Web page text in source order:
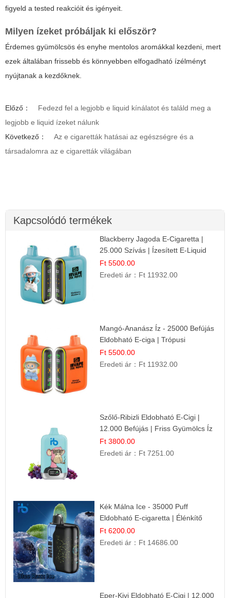
figyeld a tested reakcióit és igényeit.
Milyen ízeket próbáljak ki először?
Érdemes gyümölcsös és enyhe mentolos aromákkal kezdeni, mert
ezek általában frissebb és könnyebben elfogadható ízélményt
nyújtanak a kezdőknek.
Előző：
Fedezd fel a legjobb e liquid kínálatot és találd meg a
legjobb e liquid ízeket nálunk
Következő：
Az e cigaretták hatásai az egészségre és a
társadalomra az e cigaretták világában
Kapcsolódó termékek
Blackberry Jagoda E-Cigaretta |
25.000 Szívás | Ízesített E-Liquid
Ft 5500.00
Eredeti ár： Ft 11932.00
Mangó-Ananász Íz - 25000 Befújás
Eldobható E-ciga | Trópusi
Gyümölcs Élmény!
Ft 5500.00
Eredeti ár： Ft 11932.00
Szőlő-Ribizli Eldobható E-Cigi |
12.000 Befújás | Friss Gyümölcs Íz
Ft 3800.00
Eredeti ár： Ft 7251.00
Kék Málna Ice - 35000 Puff
Eldobható E-cigaretta | Élénkítő
Gyümölcsös Frissesség!
Ft 6200.00
Eredeti ár： Ft 14686.00
Eper-Kivi Eldobható E-Cigi | 12.000